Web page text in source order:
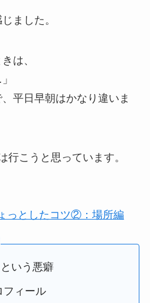
ました。
は、
平日早朝はかなり違いま
行こうと思っています。
っとしたコツ②：場所編
いう悪癖
ィール